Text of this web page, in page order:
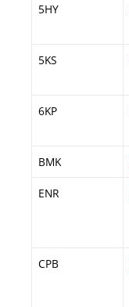
5HY
5KS
6KP
BMK
ENR
CPB